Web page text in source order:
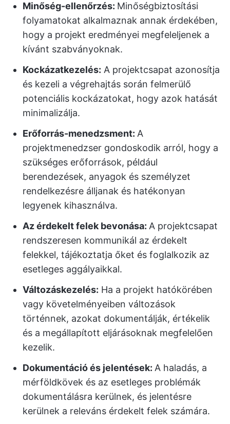
Minőség-ellenőrzés: Minőségbiztosítási
folyamatokat alkalmaznak annak érdekében,
hogy a projekt eredményei megfeleljenek a
kívánt szabványoknak.
Kockázatkezelés: A projektcsapat azonosítja
és kezeli a végrehajtás során felmerülő
potenciális kockázatokat, hogy azok hatását
minimalizálja.
Erőforrás-menedzsment: A
projektmenedzser gondoskodik arról, hogy a
szükséges erőforrások, például
berendezések, anyagok és személyzet
rendelkezésre álljanak és hatékonyan
legyenek kihasználva.
Az érdekelt felek bevonása: A projektcsapat
rendszeresen kommunikál az érdekelt
felekkel, tájékoztatja őket és foglalkozik az
esetleges aggályaikkal.
Változáskezelés: Ha a projekt hatókörében
vagy követelményeiben változások
történnek, azokat dokumentálják, értékelik
és a megállapított eljárásoknak megfelelően
kezelik.
Dokumentáció és jelentések: A haladás, a
mérföldkövek és az esetleges problémák
dokumentálásra kerülnek, és jelentésre
kerülnek a releváns érdekelt felek számára.